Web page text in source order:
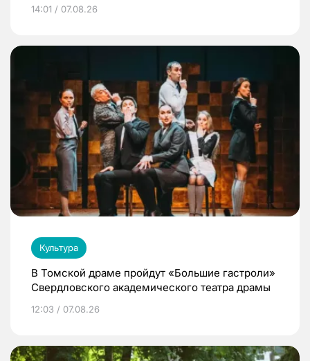
14:01 / 07.08.26
Культура
В Томской драме пройдут «Большие гастроли»
Свердловского академического театра драмы
12:03 / 07.08.26